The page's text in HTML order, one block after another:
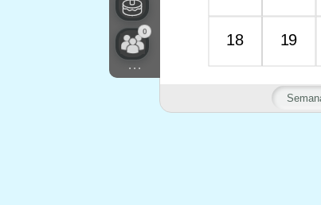
0
...
18 19